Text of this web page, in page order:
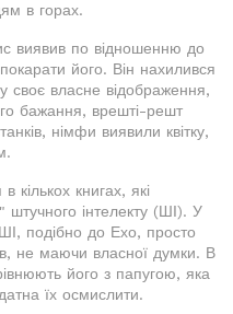
в горах.
виявив по відношенню до
його. Він нахилився
своє власне відображення,
бажання, врешті-решт
німфи виявили квітку,
кількох книгах, які
штучного інтелекту (ШІ). У
подібно до Ехо, просто
не маючи власної думки. В
його з папугою, яка
їх осмислити.